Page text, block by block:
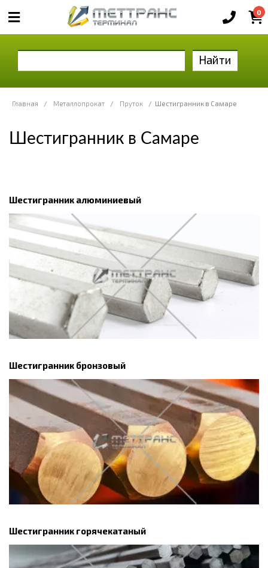
0
Найти
Главная / Металлопрокат / Пруток / Шестигранник в Самаре
Шестигранник в Самаре
Шестигранник алюминиевый
Шестигранник бронзовый
Шестигранник горячекатаный